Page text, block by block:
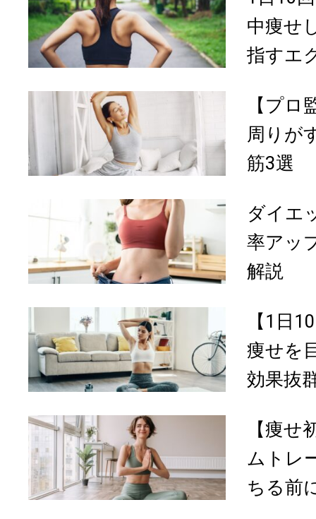
中痩せ
指すエ
【プロ
周りが
筋3選
ダイエ
率アッ
解説
【1日
痩せを
効果抜
【痩
ムトレ
ちる前